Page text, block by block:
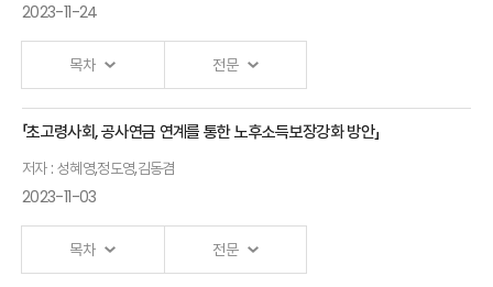
조혜진 인천대학교
건국대학교 교수
김대환
동아대학교
교수
과제
김경선
2023-11-24
목차 전문
법적
김학희
Aon부사장
「초고령사회, 공사연금 연계를 통한 노후소득보장강화 방안」
저자 : 성혜영,정도영,김동겸
2023-11-03
목차 전문